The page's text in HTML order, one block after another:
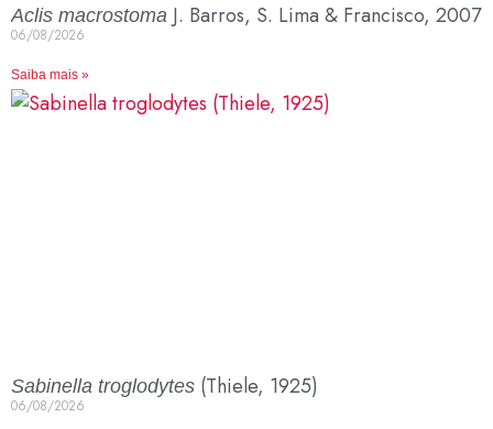
Aclis macrostoma J. Barros, S. Lima & Francisco, 2007
06/08/2026
Saiba mais »
Sabinella troglodytes (Thiele, 1925)
06/08/2026